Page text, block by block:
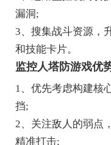
漏洞;
3、搜集战斗资源，
和技能卡片。
监控人塔防游戏优
1、优先考虑构建核
挡;
2、关注敌人的弱点
精准打击;